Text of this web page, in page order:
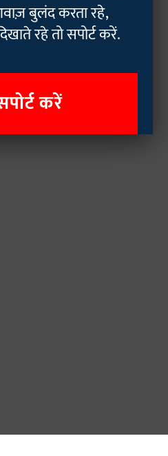
min readबुलंद करता रहे,
रहे तो सपोर्ट करें.
करें